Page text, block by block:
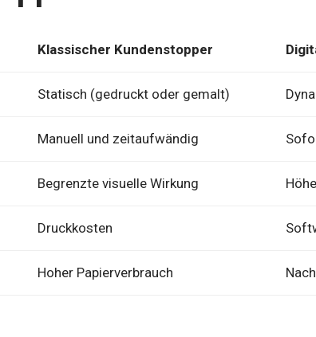
Klassischer Kundenstopper
Statisch (gedruckt oder gemalt)
Manuell und zeitaufwändig
Begrenzte visuelle Wirkung
Druckkosten
Hoher Papierverbrauch